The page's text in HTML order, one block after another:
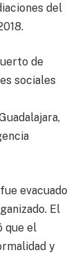
del
de
sociales
evacuado
El
que el
y